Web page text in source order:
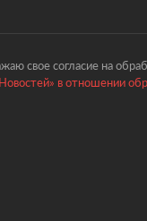
свое согласие на
в отношении